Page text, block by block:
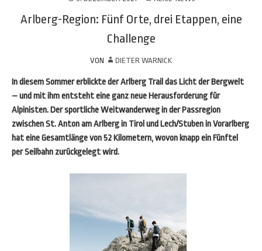
Arlberg-Region: Fünf Orte, drei Etappen, eine
Challenge
VON DIETER WARNICK
In diesem Sommer erblickte der Arlberg Trail das Licht der Bergwelt
– und mit ihm entsteht eine ganz neue Herausforderung für
Alpinisten. Der sportliche Weitwanderweg in der Passregion
zwischen St. Anton am Arlberg in Tirol und Lech/Stuben in Vorarlberg
hat eine Gesamtlänge von 52 Kilometern, wovon knapp ein Fünftel
per Seilbahn zurückgelegt wird.